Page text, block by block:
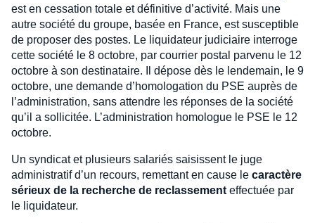
est en cessation totale et définitive d’activité. Mais une
autre société du groupe, basée en France, est susceptible
de proposer des postes. Le liquidateur judiciaire interroge
cette société le 8 octobre, par courrier postal parvenu le 12
octobre à son destinataire. Il dépose dès le lendemain, le 9
octobre, une demande d’homologation du PSE auprès de
l’administration, sans attendre les réponses de la société
qu’il a sollicitée. L’administration homologue le PSE le 12
octobre.
Un syndicat et plusieurs salariés saisissent le juge
administratif d’un recours, remettant en cause le caractère
sérieux de la recherche de reclassement effectuée par
le liquidateur.